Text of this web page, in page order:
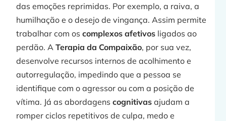
das emoções reprimidas. Por exemplo, a raiva, a
humilhação e o desejo de vingança. Assim permite
trabalhar com os complexos afetivos ligados ao
perdão. ATerapia da Compaixão, por sua vez,
desenvolve recursos internos de acolhimento e
autorregulação, impedindo que a pessoa se
identifique com o agressor ou com a posição de
vítima. Já as abordagenscognitivas ajudam a
romper ciclos repetitivos de culpa, medo e